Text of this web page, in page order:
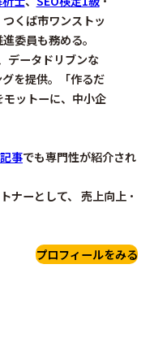
くば市ワンストッ
委員も務める。
データドリブンな
を提供。「作るだ
ットーに、中小企
事でも専門性が紹介され
ナーとして、 売上向上・
プロフィールをみる